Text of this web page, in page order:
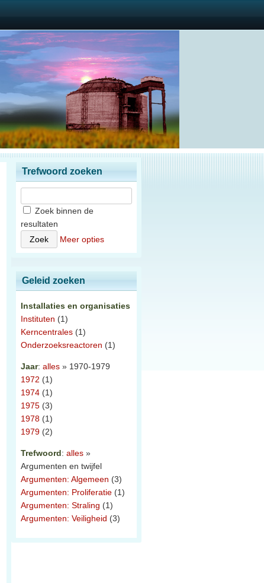
Trefwoord zoeken
Zoek binnen de
resultaten
Meer opties
Geleid zoeken
Installaties en organisaties
Instituten (1)
Kerncentrales (1)
Onderzoeksreactoren (1)
Jaar: alles » 1970-1979
1972 (1)
1974 (1)
1975 (3)
1978 (1)
1979 (2)
Trefwoord: alles »
Argumenten en twijfel
Argumenten: Algemeen (3)
Argumenten: Proliferatie (1)
Argumenten: Straling (1)
Argumenten: Veiligheid (3)